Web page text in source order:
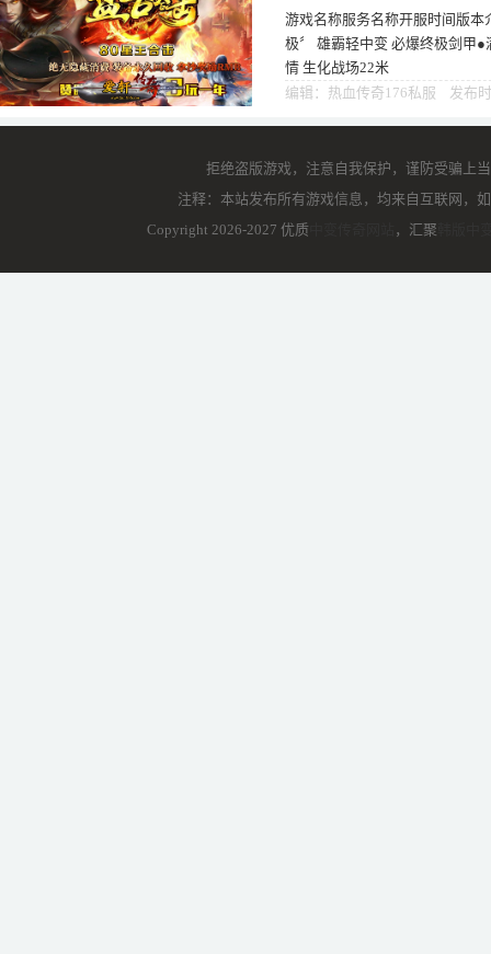
游戏名称服务名称开服时间版本
极〞 雄霸轻中变 必爆终极剑甲
情 生化战场22米
编辑：热血传奇176私服 发布
拒绝盗版游戏，注意自我保护，谨防受骗上
注释：本站发布所有游戏信息，均来自互联网，
Copyright 2026-2027 优质
，汇聚